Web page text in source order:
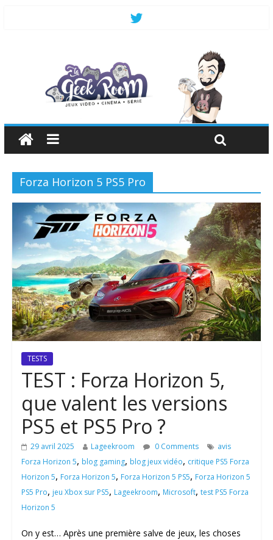
Forza Horizon 5 PS5 Pro
TESTS
TEST : Forza Horizon 5,
que valent les versions
PS5 et PS5 Pro ?
29 avril 2025 Lageekroom 0 Comments
avis
Forza Horizon 5, blog gaming, blog jeux vidéo, critique PS5 Forza
Horizon 5, Forza Horizon 5, Forza Horizon 5 PS5, Forza Horizon 5
PS5 Pro, jeu Xbox sur PS5, Lageekroom, Microsoft, test PS5 Forza
Horizon 5
On y est… Après une première salve de jeux, les choses